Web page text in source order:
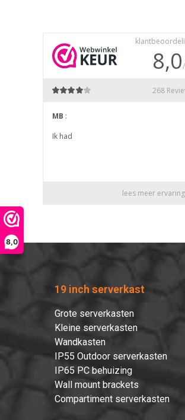
8,0
19 inch serverkast
Grote serverkasten
Kleine serverkasten
Wandkasten
IP55 Outdoor serverkasten
IP65 PC behuizing
Wall mount brackets
Compartiment serverkasten